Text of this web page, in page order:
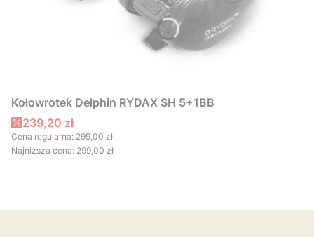
Kołowrotek Delphin RYDAX SH 5+1BB
Cena promocyjna
239,20 zł
Cena regularna: 299,00 zł
Najniższa cena: 299,00 zł